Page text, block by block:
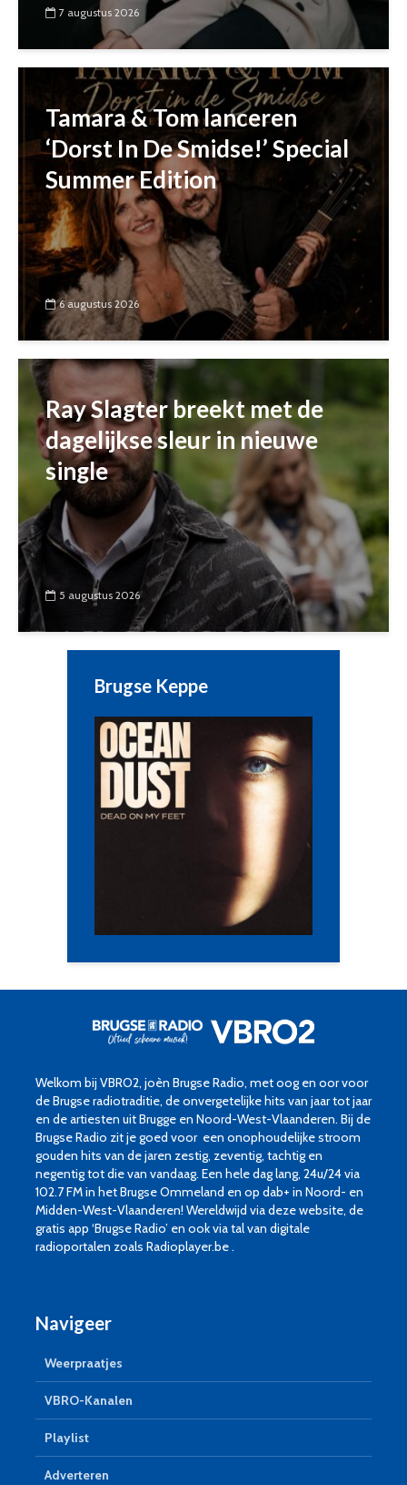
7 augustus 2026
Tamara & Tom lanceren
‘Dorst In De Smidse!’ Special
Summer Edition
6 augustus 2026
Ray Slagter breekt met de
dagelijkse sleur in nieuwe
single
5 augustus 2026
Brugse Keppe
Welkom bij VBRO2, joèn Brugse Radio, met oog en oor voor
de Brugse radiotraditie, de onvergetelijke hits van jaar tot jaar
en de artiesten uit Brugge en Noord-West-Vlaanderen. Bij de
Brugse Radio zit je goed voor een onophoudelijke stroom
gouden hits van de jaren zestig, zeventig, tachtig en
negentig tot die van vandaag. Een hele dag lang, 24u/24 via
102.7 FM in het Brugse Ommeland en op dab+ in Noord- en
Midden-West-Vlaanderen! Wereldwijd via deze website, de
gratis app ‘Brugse Radio’ en ook via tal van digitale
radioportalen zoals Radioplayer.be .
Navigeer
Weerpraatjes
VBRO-Kanalen
Playlist
Adverteren